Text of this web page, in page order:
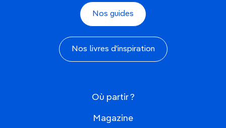
Nos guides
Nos livres d'inspiration
Où partir ?
Magazine